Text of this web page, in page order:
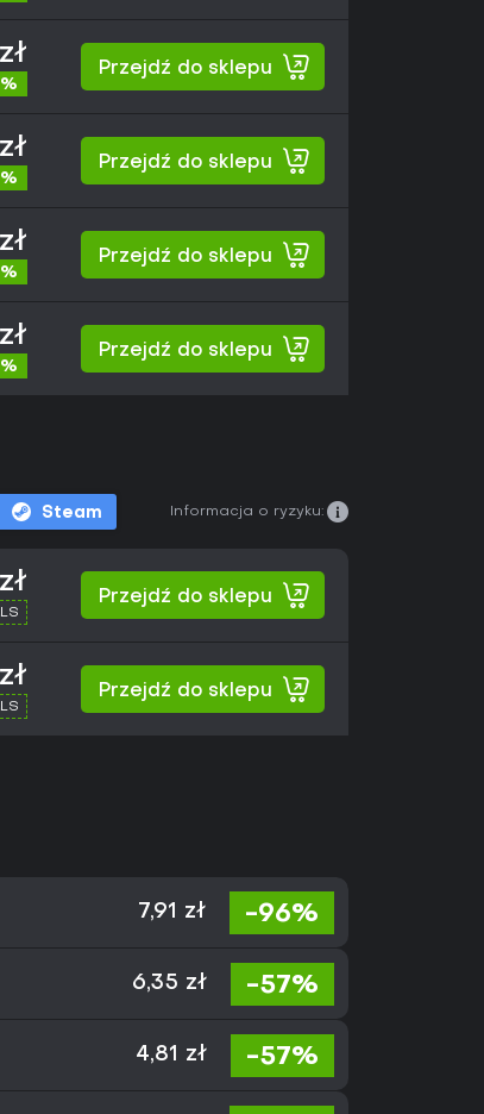
Przejdź do sklepu
Przejdź do sklepu
Przejdź do sklepu
Przejdź do sklepu
Steam Informacja o ryzyku:
Przejdź do sklepu
Przejdź do sklepu
7,91 zł -96%
6,35 zł -57%
4,81 zł -57%